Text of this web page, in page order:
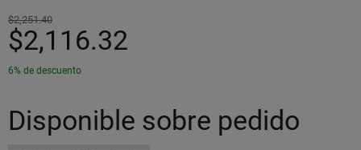
$2,251.40
$2,116.32
6% de descuento
Disponible sobre pedido